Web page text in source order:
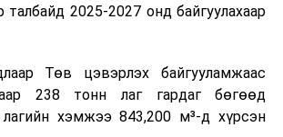
лекц, асуулт-хариулт,
сургалт, багаар ажиллах дасгал,
нөхцөлд ажиллах дадлага зэрэг
хэлбэрээр зохион байгуулж
2025-2027 онд байгуулахаар
Төв цэвэрлэх байгууламжаас
238 тонн лаг гардаг бөгөөд
лагийн хэмжээ 843,200 м³-д хүрсэн